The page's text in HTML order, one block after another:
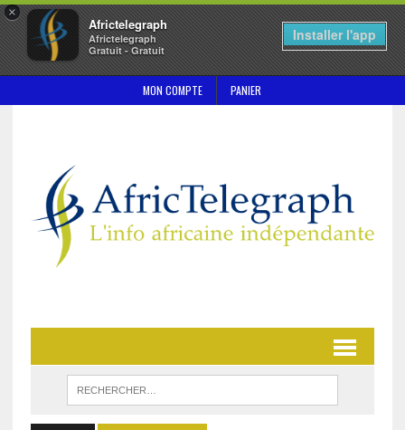
×
Africtelegraph
Africtelegraph
Gratuit - Gratuit
Installer l'app
MON COMPTE PANIER